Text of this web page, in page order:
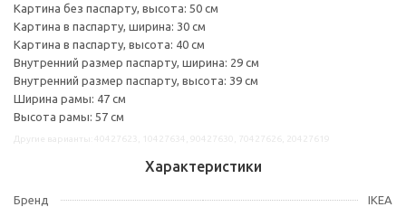
Картина без паспарту, высота: 50 см
Картина в паспарту, ширина: 30 см
Картина в паспарту, высота: 40 см
Внутренний размер паспарту, ширина: 29 см
Внутренний размер паспарту, высота: 39 см
Ширина рамы: 47 см
Высота рамы: 57 см
Характеристики
Бренд IKEA